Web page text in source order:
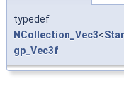
typedef
NCollection_Vec3<
gp_Vec3f